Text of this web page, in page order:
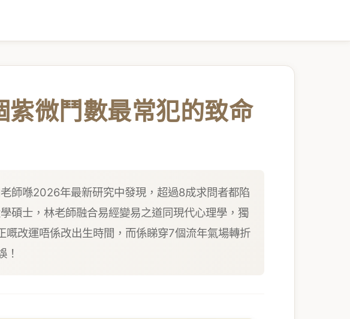
微鬥數最常犯的致命
師喺2026年最新研究中發現，超過8成求問者都陷
碩士，林老師融合易經變易之道同現代心理學，獨
改運唔係改出生時間，而係睇穿7個流年氣場轉折
！